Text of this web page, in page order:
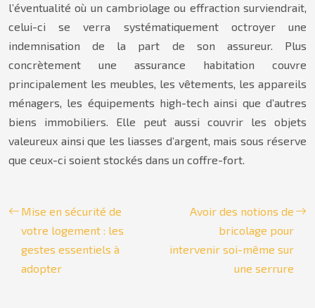
l’éventualité où un cambriolage ou effraction surviendrait,
celui-ci se verra systématiquement octroyer une
indemnisation de la part de son assureur. Plus
concrètement une assurance habitation couvre
principalement les meubles, les vêtements, les appareils
ménagers, les équipements high-tech ainsi que d’autres
biens immobiliers. Elle peut aussi couvrir les objets
valeureux ainsi que les liasses d’argent, mais sous réserve
que ceux-ci soient stockés dans un coffre-fort.
Mise en sécurité de
votre logement : les
gestes essentiels à
adopter
Avoir des notions de
bricolage pour
intervenir soi-même sur
une serrure